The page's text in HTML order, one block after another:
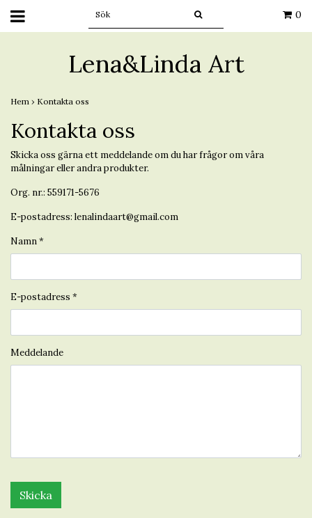
0
Lena&Linda Art
Hem › Kontakta oss
Kontakta oss
Skicka oss gärna ett meddelande om du har frågor om våra
målningar eller andra produkter.
Org. nr.: 559171-5676
E-postadress: lenalindaart@gmail.com
Namn *
E-postadress *
Meddelande